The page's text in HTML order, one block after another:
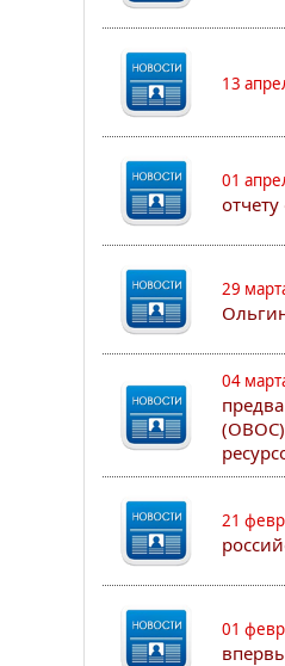
13
01
29
04
21
01